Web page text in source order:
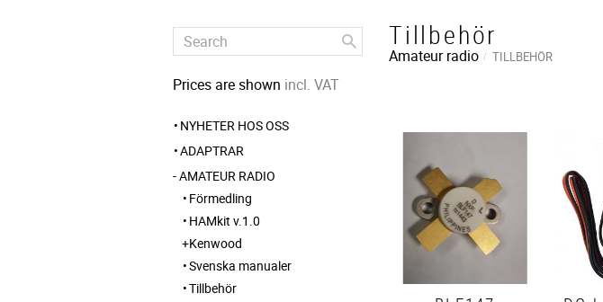
Tillbehör
Amateur radio TILLBEHÖR
Prices are shown incl. VAT
NYHETER HOS OSS
ADAPTRAR
AMATEUR RADIO
Förmedling
HAMkit v.1.0
Kenwood
Svenska manualer
Tillbehör